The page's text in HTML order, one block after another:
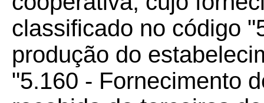
classificado no código
produção do
"5.160 - Fornecimento